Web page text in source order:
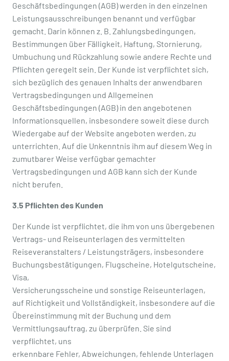
Geschäftsbedingungen (AGB) werden in den einzelnen
Leistungsausschreibungen benannt und verfügbar
gemacht. Darin können z. B. Zahlungsbedingungen,
Bestimmungen über Fälligkeit, Haftung, Stornierung,
Umbuchung und Rückzahlung sowie andere Rechte und
Pflichten geregelt sein. Der Kunde ist verpflichtet sich,
sich bezüglich des genauen Inhalts der anwendbaren
Vertragsbedingungen und Allgemeinen
Geschäftsbedingungen (AGB) in den angebotenen
Informationsquellen, insbesondere soweit diese durch
Wiedergabe auf der Website angeboten werden, zu
unterrichten. Auf die Unkenntnis ihm auf diesem Weg in
zumutbarer Weise verfügbar gemachter
Vertragsbedingungen und AGB kann sich der Kunde
nicht berufen.
3.5 Pflichten des Kunden
Der Kunde ist verpflichtet, die ihm von uns übergebenen
Vertrags- und Reiseunterlagen des vermittelten
Reiseveranstalters / Leistungsträgers, insbesondere
Buchungsbestätigungen, Flugscheine, Hotelgutscheine,
Visa,
Versicherungsscheine und sonstige Reiseunterlagen,
auf Richtigkeit und Vollständigkeit, insbesondere auf die
Übereinstimmung mit der Buchung und dem
Vermittlungsauftrag, zu überprüfen. Sie sind
verpflichtet, uns
erkennbare Fehler, Abweichungen, fehlende Unterlagen